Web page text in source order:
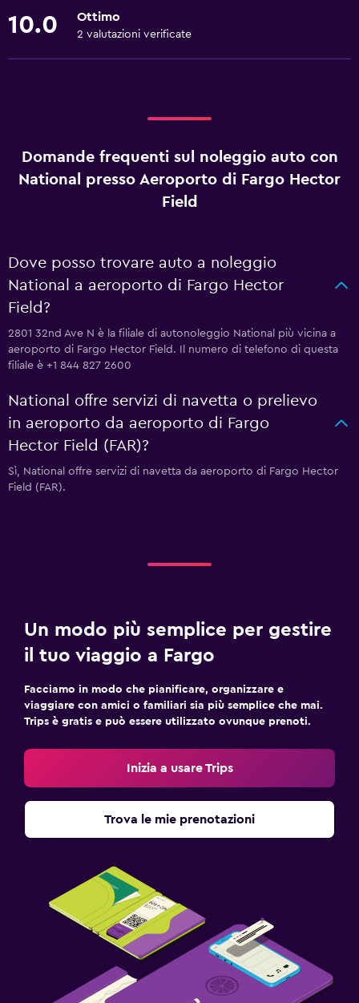
10.0 Ottimo
2 valutazioni verificate
Domande frequenti sul noleggio auto con
National presso Aeroporto di Fargo Hector
Field
Dove posso trovare auto a noleggio
National a aeroporto di Fargo Hector
Field?
2801 32nd Ave N è la filiale di autonoleggio National più vicina a
aeroporto di Fargo Hector Field. Il numero di telefono di questa
filiale è +1 844 827 2600
National offre servizi di navetta o prelievo
in aeroporto da aeroporto di Fargo
Hector Field (FAR)?
Sì, National offre servizi di navetta da aeroporto di Fargo Hector
Field (FAR).
Un modo più semplice per gestire
il tuo viaggio a Fargo
Facciamo in modo che pianificare, organizzare e
viaggiare con amici o familiari sia più semplice che mai.
Trips è gratis e può essere utilizzato ovunque prenoti.
Inizia a usare Trips
Trova le mie prenotazioni